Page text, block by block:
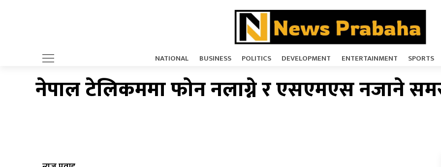
NATIONAL BUSINESS POLITICS DEVELOPMENT ENTERTAINMENT SPORTS
नेपाल टेलिकममा फोन नलाग्ने र एसएमएस नजाने